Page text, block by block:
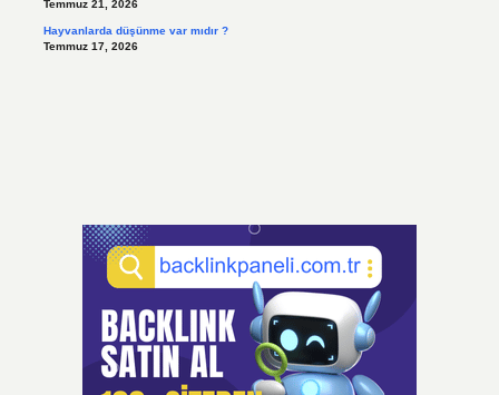
Temmuz 21, 2026
Hayvanlarda düşünme var mıdır ?
Temmuz 17, 2026